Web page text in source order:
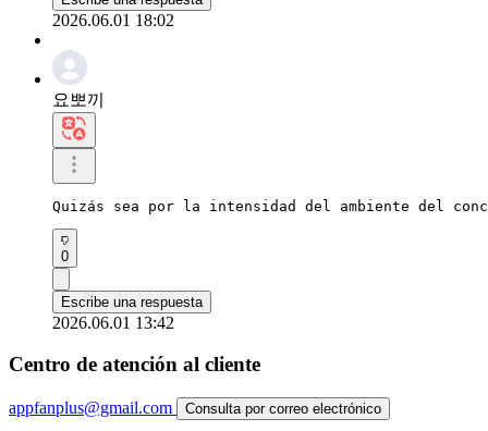
2026.06.01 18:02
요뽀끼
Quizás sea por la intensidad del ambiente del
0
Escribe una respuesta
2026.06.01 13:42
Centro de atención al cliente
appfanplus@gmail.com Consulta por correo electrónico